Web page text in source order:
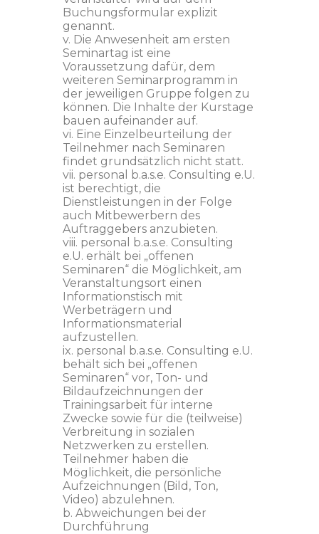
Buchungsformular explizit
genannt.
v. Die Anwesenheit am ersten
Seminartag ist eine
Voraussetzung dafür, dem
weiteren Seminarprogramm in
der jeweiligen Gruppe folgen zu
können. Die Inhalte der Kurstage
bauen aufeinander auf.
vi. Eine Einzelbeurteilung der
Teilnehmer nach Seminaren
findet grundsätzlich nicht statt.
vii. personal b.a.s.e. Consulting e.U.
ist berechtigt, die
Dienstleistungen in der Folge
auch Mitbewerbern des
Auftraggebers anzubieten.
viii. personal b.a.s.e. Consulting
e.U. erhält bei „offenen
Seminaren“ die Möglichkeit, am
Veranstaltungsort einen
Informationstisch mit
Werbeträgern und
Informationsmaterial
aufzustellen.
ix. personal b.a.s.e. Consulting e.U.
behält sich bei „offenen
Seminaren“ vor, Ton- und
Bildaufzeichnungen der
Trainingsarbeit für interne
Zwecke sowie für die (teilweise)
Verbreitung in sozialen
Netzwerken zu erstellen.
Teilnehmer haben die
Möglichkeit, die persönliche
Aufzeichnungen (Bild, Ton,
Video) abzulehnen.
b. Abweichungen bei der
Durchführung